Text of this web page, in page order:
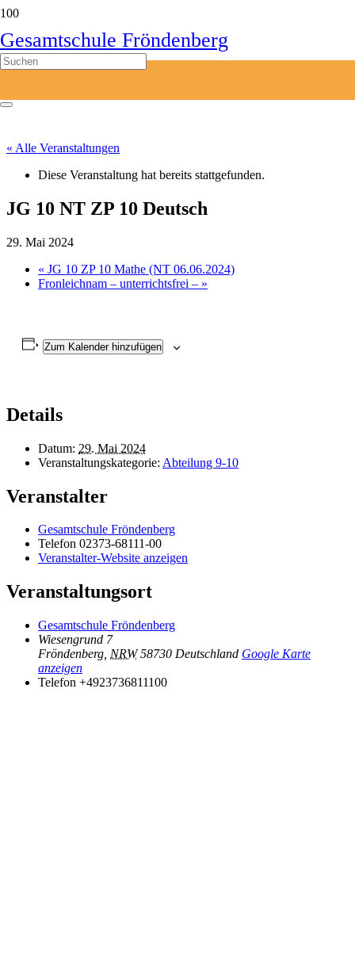
Gesamtschule Fröndenberg
« Alle Veranstaltungen
Diese Veranstaltung hat bereits stattgefunden.
JG 10 NT ZP 10 Deutsch
29. Mai 2024
« JG 10 ZP 10 Mathe (NT 06.06.2024)
Fronleichnam – unterrichtsfrei – »
Zum Kalender hinzufügen
Details
Datum: 29. Mai 2024
Veranstaltungskategorie: Abteilung 9-10
Veranstalter
Gesamtschule Fröndenberg
Telefon 02373-68111-00
Veranstalter-Website anzeigen
Veranstaltungsort
Gesamtschule Fröndenberg
Wiesengrund 7
Fröndenberg NRW 58730 Deutschland Google Karte
anzeigen
Telefon +4923736811100